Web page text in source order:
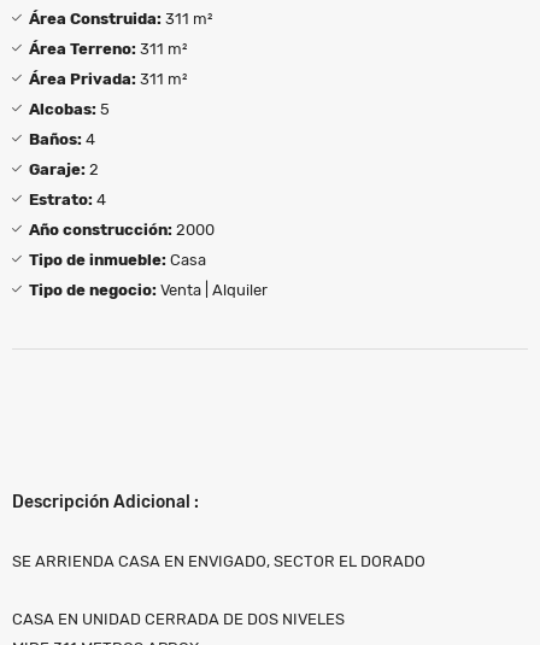
Área Construida: 311 m²
Área Terreno: 311 m²
Área Privada: 311 m²
Alcobas: 5
Baños: 4
Garaje: 2
Estrato: 4
Año construcción: 2000
Tipo de inmueble: Casa
Tipo de negocio: Venta | Alquiler
Descripción Adicional :
SE ARRIENDA CASA EN ENVIGADO, SECTOR EL DORADO
CASA EN UNIDAD CERRADA DE DOS NIVELES